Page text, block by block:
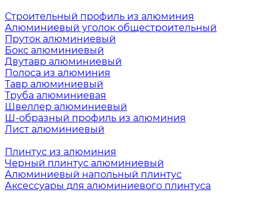
Строительный профиль из алюминия
Алюминиевый уголок общестроительный
Пруток алюминиевый
Бокс алюминиевый
Двутавр алюминиевый
Полоса из алюминия
Тавр алюминиевый
Труба алюминиевая
Швеллер алюминиевый
Ш-образный профиль из алюминия
Лист алюминиевый
Плинтус из алюминия
Черный плинтус алюминиевый
Алюминиевый напольный плинтус
Аксессуары для алюминиевого плинтуса